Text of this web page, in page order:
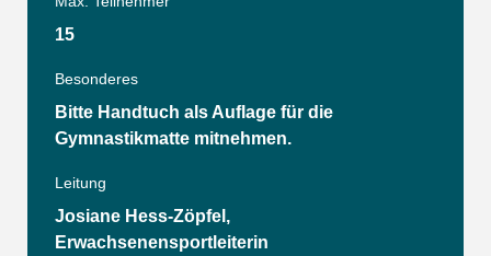
15
Besonderes
Bitte Handtuch als Auflage für die
Gymnastikmatte mitnehmen.
Leitung
Josiane Hess-Zöpfel,
Erwachsenensportleiterin